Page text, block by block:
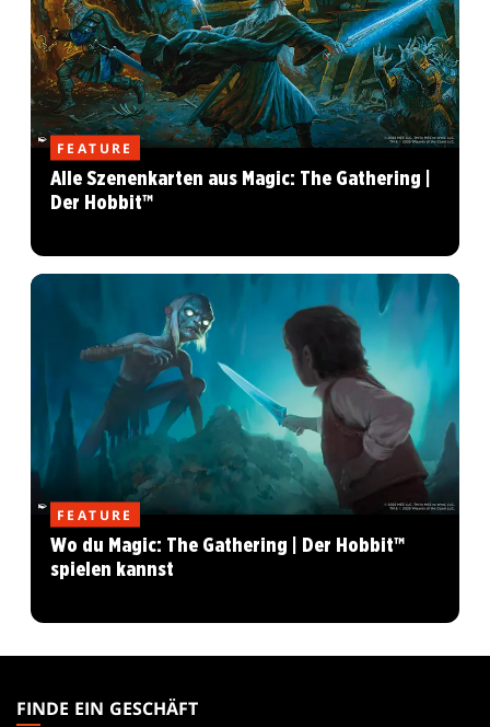
FEATURE
Alle Szenenkarten aus Magic: The Gathering |
Der Hobbit™
FEATURE
Wo du Magic: The Gathering | Der Hobbit™
spielen kannst
THEFINDE EIN GESCHÄFT